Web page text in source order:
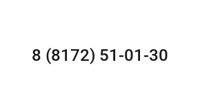
8 (8172) 51-01-30